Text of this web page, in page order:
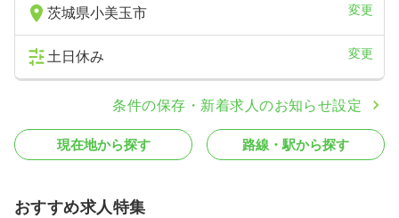
茨城県小美玉市 変更
土日休み 変更
条件の保存・新着求人のお知らせ設定
現在地から探す 路線・駅から探す
おすすめ求人特集